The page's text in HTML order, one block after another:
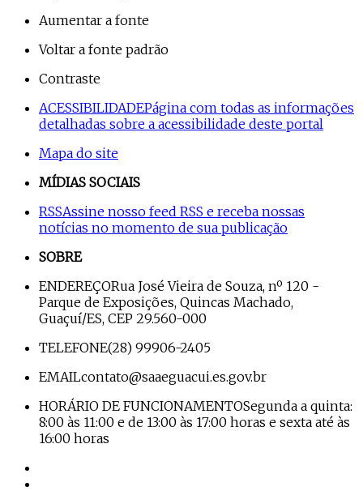
Aumentar a fonte
Voltar a fonte padrão
Contraste
ACESSIBILIDADEPágina com todas as informações
detalhadas sobre a acessibilidade deste portal
Mapa do site
MÍDIAS SOCIAIS
RSSAssine nosso feed RSS e receba nossas
notícias no momento de sua publicação
SOBRE
ENDEREÇORua José Vieira de Souza, nº 120 -
Parque de Exposições, Quincas Machado,
Guaçuí/ES, CEP 29.560-000
TELEFONE(28) 99906-2405
EMAILcontato@saaeguacui.es.gov.br
HORÁRIO DE FUNCIONAMENTOSegunda a quinta:
8:00 às 11:00 e de 13:00 às 17:00 horas e sexta até às
16:00 horas